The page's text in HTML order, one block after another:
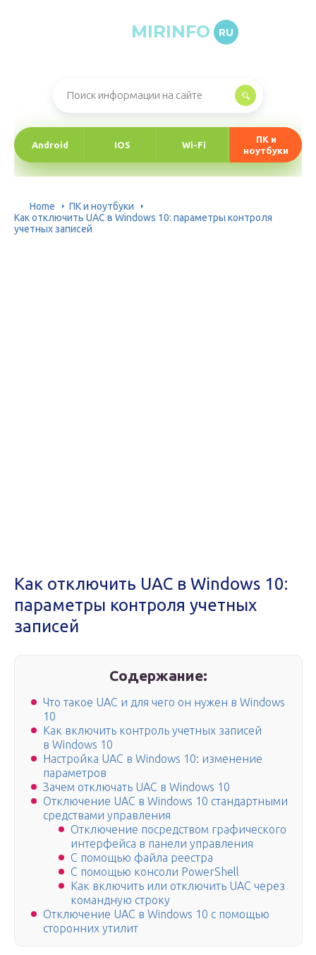
MIRINFO RU
Android IOS Wi-Fi
ПК и
ноутбуки
Home
ПК и ноутбуки
Как отключить UAC в Windows 10: параметры контроля
учетных записей
Как отключить UAC в Windows 10:
параметры контроля учетных
записей
Содержание:
Что такое UAC и для чего он нужен в Windows
10
Как включить контроль учетных записей
в Windows 10
Настройка UAC в Windows 10: изменение
параметров
Зачем отключать UAC в Windows 10
Отключение UAC в Windows 10 стандартными
средствами управления
Отключение посредством графического
интерфейса в панели управления
С помощью файла реестра
С помощью консоли PowerShell
Как включить или отключить UAC через
командную строку
Отключение UAC в Windows 10 с помощью
сторонних утилит